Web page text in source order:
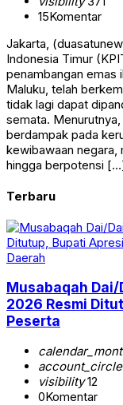
15Komentar
Jakarta,
Indonesia Timur
penambangan emas
Maluku, telah
tidak lagi dapat
semata.
berdampak pada
kewibawaan negara,
hingga berpotensi
Terbaru
Daerah
Musabaqah
2026 Resmi
Peserta
account_circle
visibility12
0Komentar